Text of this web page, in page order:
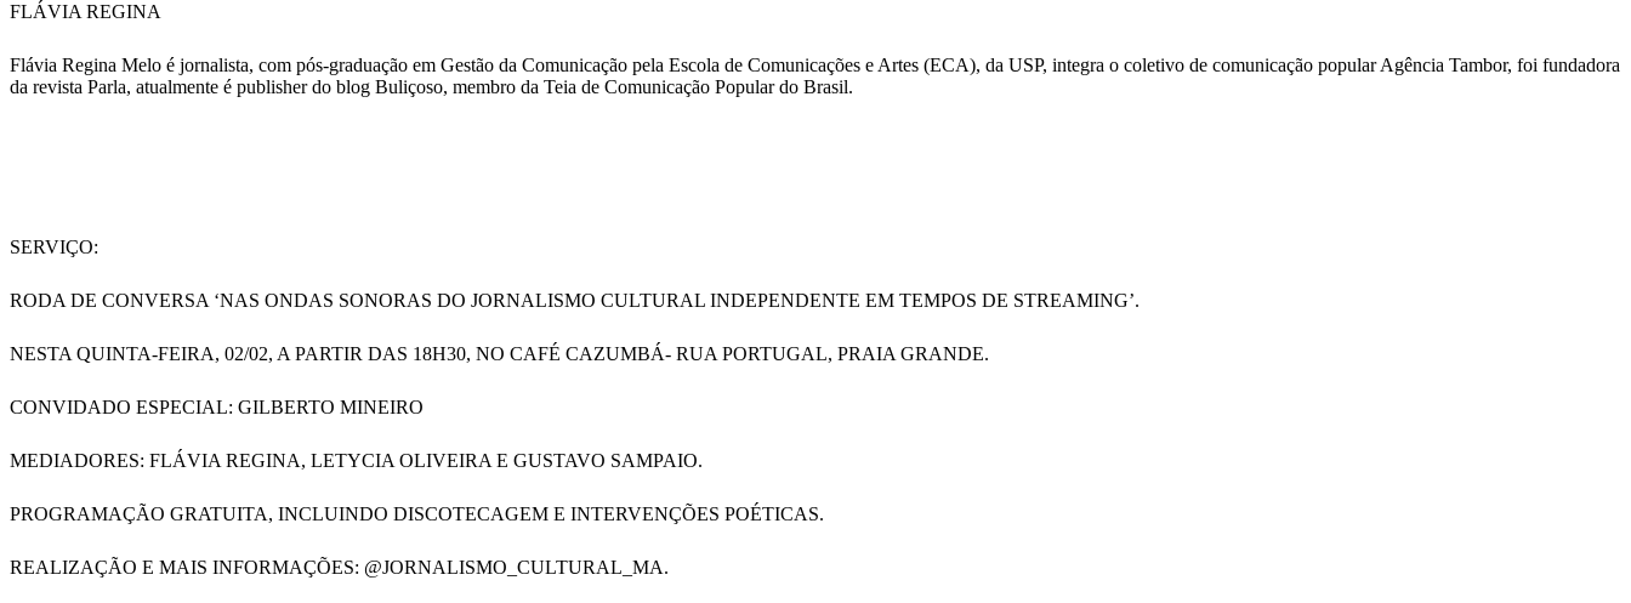
FLÁVIA REGINA
Flávia Regina Melo é jornalista, com pós-graduação em Gestão da Comunicação pela Escola de Comunicações e Artes (ECA), da USP, integra o coletivo de comunicação popular Agência Tambor, foi fundadora
da revista Parla, atualmente é publisher do blog Buliçoso, membro da Teia de Comunicação Popular do Brasil.
SERVIÇO:
RODA DE CONVERSA ‘NAS ONDAS SONORAS DO JORNALISMO CULTURAL INDEPENDENTE EM TEMPOS DE STREAMING’.
NESTA QUINTA-FEIRA, 02/02, A PARTIR DAS 18H30, NO CAFÉ CAZUMBÁ- RUA PORTUGAL, PRAIA GRANDE.
CONVIDADO ESPECIAL: GILBERTO MINEIRO
MEDIADORES: FLÁVIA REGINA, LETYCIA OLIVEIRA E GUSTAVO SAMPAIO.
PROGRAMAÇÃO GRATUITA, INCLUINDO DISCOTECAGEM E INTERVENÇÕES POÉTICAS.
REALIZAÇÃO E MAIS INFORMAÇÕES: @JORNALISMO_CULTURAL_MA.